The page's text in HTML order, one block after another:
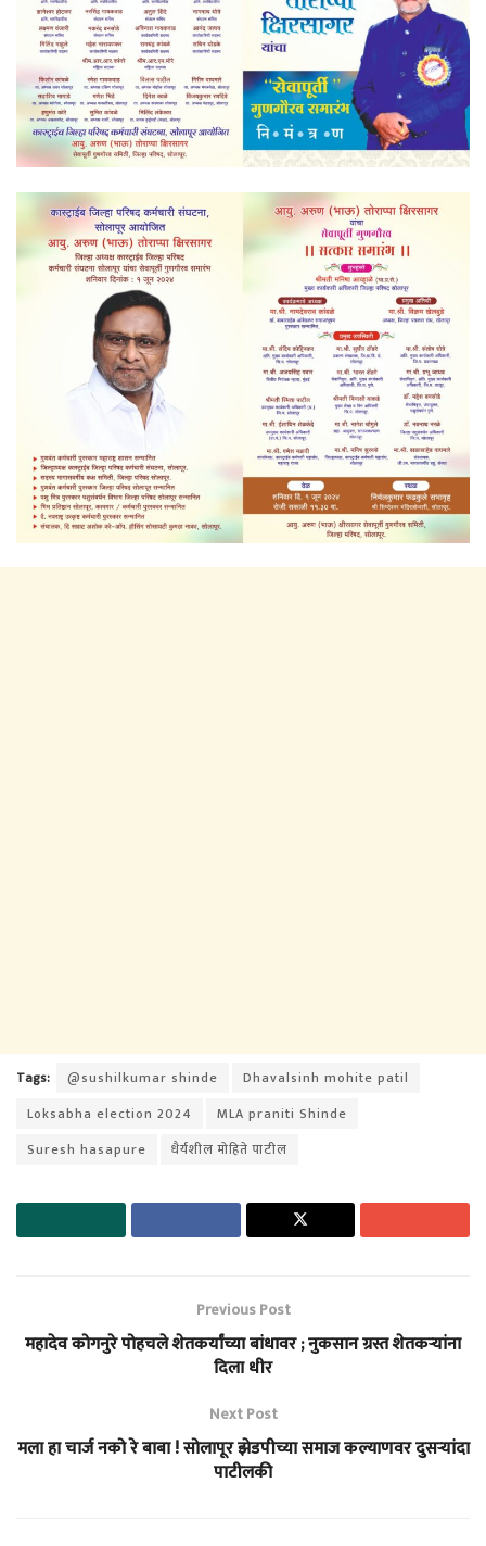
Tags: @sushilkumar shinde
Dhavalsinh mohite patil
Loksabha election 2024
MLA praniti Shinde
Suresh hasapure
धैर्यशील मोहिते पाटील
Previous Post
महादेव कोगनुरे पोहचले शेतकर्यांच्या बांधावर ; नुकसान ग्रस्त शेतकऱ्यांना
दिला धीर
Next Post
मला हा चार्ज नको रे बाबा ! सोलापूर झेडपीच्या समाज कल्याणवर दुसऱ्यांदा
पाटीलकी